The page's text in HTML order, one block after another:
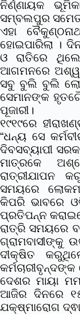
ନିର୍ଣ୍ଣାୟକ
ସମ୍ବଲପୁର
ଏହା
ହୋଇପାରିଲା ।
ଓ ରାତିରେ
ଆଗମନରେ
ସବୁ ବୁଲି ବୁଲି
ସେମାନଙ୍କ
ପୂଜାରୀ।
୧୯୧୯ରେ
“ଧନ୍ୟ ସେ
ଦିବସବ୍ୟାପୀ
ମାତ୍ରକେ
ରାତ୍ରୀଯାପନ
ସମୟରେ
କିପରି ଭାବରେ
ପ୍ରତିପନ୍ନ
ରାତ୍ରି ସମୟରେ
ଗ୍ରାମବାସୀଙ୍କୁ
ଦୀକ୍ଷିତ
ଦେଶର ମାୟା
ଆଜିର ଦିନରେ
ଯକ୍ଷ୍ମାରୋଗ